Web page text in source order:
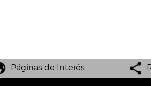
Páginas de Interés